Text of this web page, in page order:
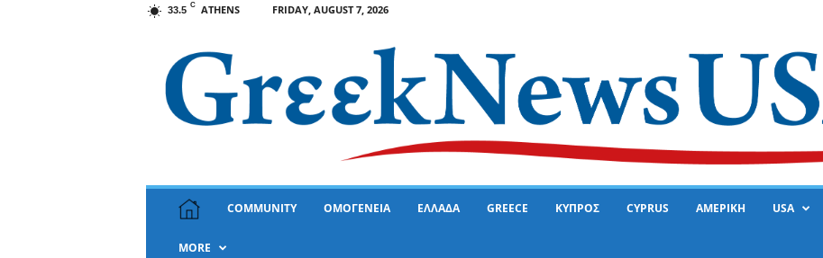
33.5 C ATHENS FRIDAY, AUGUST 7, 2026
COMMUNITY ΟΜΟΓΕΝΕΙΑ ΕΛΛΑΔΑ GREECE ΚΥΠΡΟΣ CYPRUS ΑΜΕΡΙΚΗ USA
MORE